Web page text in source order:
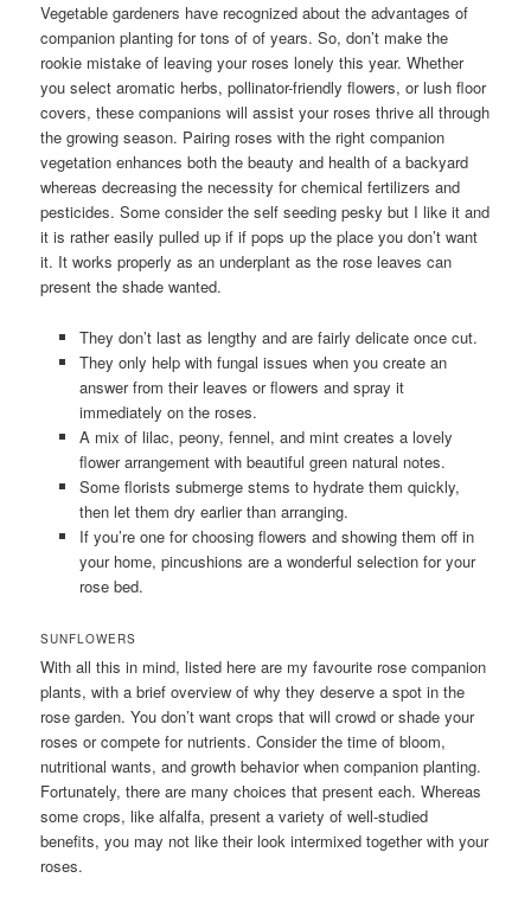
Vegetable gardeners have recognized about the advantages of
companion planting for tons of of years. So, don’t make the
rookie mistake of leaving your roses lonely this year. Whether
you select aromatic herbs, pollinator-friendly flowers, or lush floor
covers, these companions will assist your roses thrive all through
the growing season. Pairing roses with the right companion
vegetation enhances both the beauty and health of a backyard
whereas decreasing the necessity for chemical fertilizers and
pesticides. Some consider the self seeding pesky but I like it and
it is rather easily pulled up if if pops up the place you don’t want
it. It works properly as an underplant as the rose leaves can
present the shade wanted.
They don’t last as lengthy and are fairly delicate once cut.
They only help with fungal issues when you create an
answer from their leaves or flowers and spray it
immediately on the roses.
A mix of lilac, peony, fennel, and mint creates a lovely
flower arrangement with beautiful green natural notes.
Some florists submerge stems to hydrate them quickly,
then let them dry earlier than arranging.
If you’re one for choosing flowers and showing them off in
your home, pincushions are a wonderful selection for your
rose bed.
SUNFLOWERS
With all this in mind, listed here are my favourite rose companion
plants, with a brief overview of why they deserve a spot in the
rose garden. You don’t want crops that will crowd or shade your
roses or compete for nutrients. Consider the time of bloom,
nutritional wants, and growth behavior when companion planting.
Fortunately, there are many choices that present each. Whereas
some crops, like alfalfa, present a variety of well-studied
benefits, you may not like their look intermixed together with your
roses.